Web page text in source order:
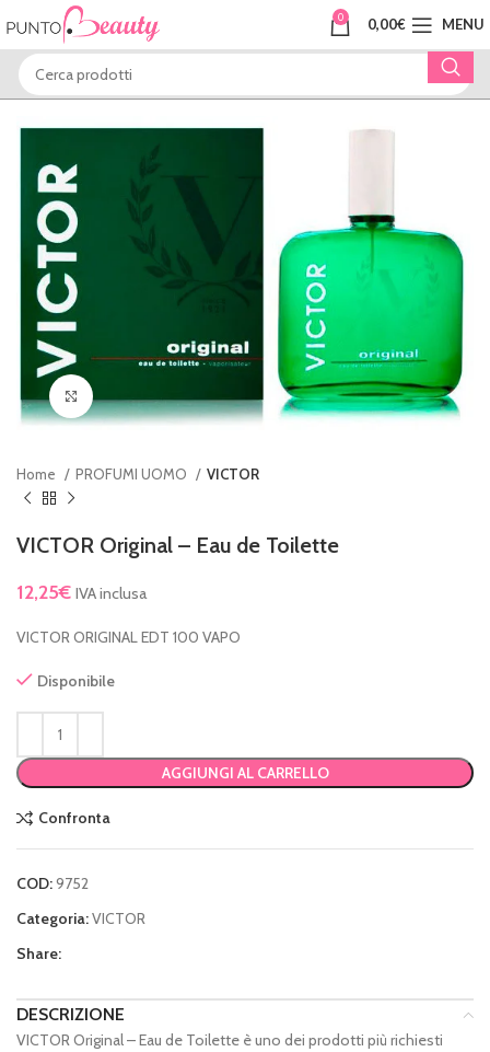
0 0,00€ MENU
Clicca per ingrandire
Home PROFUMI UOMO VICTOR
VICTOR Original – Eau de Toilette
12,25€ IVA inclusa
VICTOR ORIGINAL EDT 100 VAPO
Disponibile
AGGIUNGI AL CARRELLO
Confronta
COD:9752
Categoria:VICTOR
Share:
DESCRIZIONE
VICTOR Original – Eau de Toilette è uno dei prodotti più richiesti